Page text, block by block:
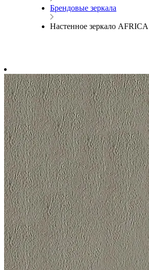
Брендовые зеркала
Настенное зеркало AFRICA